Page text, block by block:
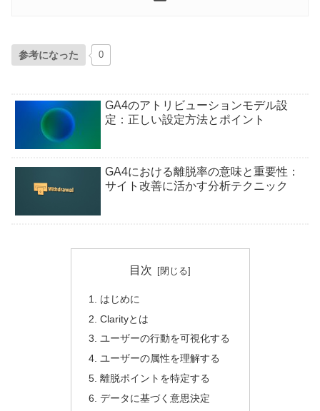
参考になった 0
GA4のアトリビューションモデル設
定：正しい設定方法とポイント
GA4における離脱率の意味と重要性：
サイト改善に活かす分析テクニック
目次
はじめに
Clarityとは
ユーザーの行動を可視化する
ユーザーの属性を理解する
離脱ポイントを特定する
データに基づく意思決定